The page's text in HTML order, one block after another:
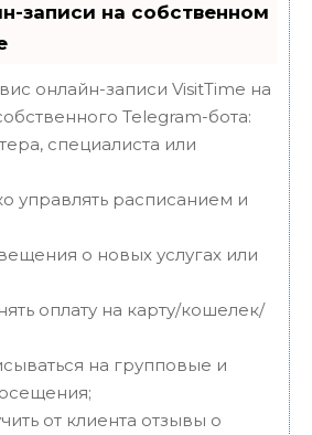
записи на собственном
онлайн-записи VisitTime на
Telegram-бота:
специалиста или
управлять расписанием и
о новых услугах или
оплату на карту/кошелек/
на групповые и
от клиента отзывы о